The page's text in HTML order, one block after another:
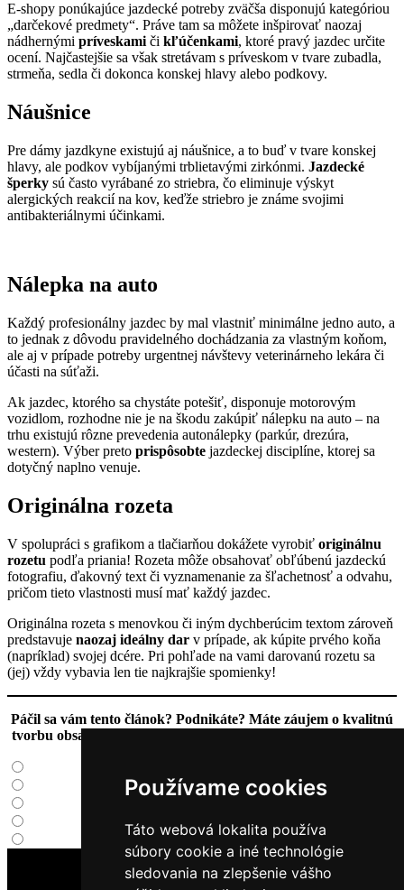
Používame cookies
Táto webová lokalita používa
súbory cookie a iné technológie
sledovania na zlepšenie vášho
E-shopy ponúkajúce jazdecké potreby zväčša disponujú kategóriou
„darčekové predmety“. Práve tam sa môžete inšpirovať naozaj
nádhernými príveskami či kľúčenkami, ktoré pravý jazdec určite
ocení. Najčastejšie sa však stretávam s príveskom v tvare zubadla,
strmeňa, sedla či dokonca konskej hlavy alebo podkovy.
Náušnice
Pre dámy jazdkyne existujú aj náušnice, a to buď v tvare konskej
hlavy, ale podkov vybíjanými trblietavými zirkónmi. Jazdecké
šperky sú často vyrábané zo striebra, čo eliminuje výskyt
alergických reakcií na kov, keďže striebro je známe svojimi
antibakteriálnymi účinkami.
Nálepka na auto
Každý profesionálny jazdec by mal vlastniť minimálne jedno auto, a
to jednak z dôvodu pravidelného dochádzania za vlastným koňom,
ale aj v prípade potreby urgentnej návštevy veterinárneho lekára či
účasti na súťaži.
Ak jazdec, ktorého sa chystáte potešiť, disponuje motorovým
vozidlom, rozhodne nie je na škodu zakúpiť nálepku na auto – na
trhu existujú rôzne prevedenia autonálepky (parkúr, drezúra,
western). Výber preto prispôsobte jazdeckej disciplíne, ktorej sa
dotyčný naplno venuje.
Originálna rozeta
V spolupráci s grafikom a tlačiarňou dokážete vyrobiť originálnu
rozetu podľa priania! Rozeta môže obsahovať obľúbenú jazdeckú
fotografiu, ďakovný text či vyznamenanie za šľachetnosť a odvahu,
pričom tieto vlastnosti musí mať každý jazdec.
Originálna rozeta s menovkou či iným dychberúcim textom zároveň
predstavuje naozaj ideálny dar v prípade, ak kúpite prvého koňa
(napríklad) svojej dcére. Pri pohľade na vami darovanú rozetu sa
(jej) vždy vybavia len tie najkrajšie spomienky!
Páčil sa vám tento článok? Podnikáte? Máte záujem o kvalitnú
tvorbu obsahu aj na vašom webe? Neváhajte ma